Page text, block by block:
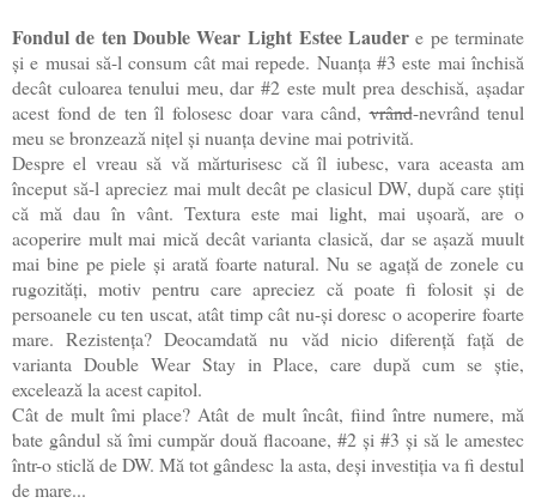
Fondul de ten Double Wear Light Estee Lauder e pe terminate
și e musai să-l consum cât mai repede. Nuanța #3 este mai închisă
decât culoarea tenului meu, dar #2 este mult prea deschisă, așadar
acest fond de ten îl folosesc doar vara când,vrând-nevrând tenul
meu se bronzează nițel și nuanța devine mai potrivită.
Despre el vreau să vă mărturisesc că îl iubesc, vara aceasta am
început să-l apreciez mai mult decât pe clasicul DW, după care știți
că mă dau în vânt. Textura este mai light, mai ușoară, are o
acoperire mult mai mică decât varianta clasică, dar se așază muult
mai bine pe piele și arată foarte natural. Nu se agață de zonele cu
rugozități, motiv pentru care apreciez că poate fi folosit și de
persoanele cu ten uscat, atât timp cât nu-și doresc o acoperire foarte
mare. Rezistența? Deocamdată nu văd nicio diferență față de
varianta Double Wear Stay in Place, care după cum se știe,
excelează la acest capitol.
Cât de mult îmi place? Atât de mult încât, fiind între numere, mă
bate gândul să îmi cumpăr două flacoane, #2 și #3 și să le amestec
într-o sticlă de DW. Mă tot gândesc la asta, deși investiția va fi destul
de mare...